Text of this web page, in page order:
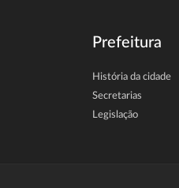
Prefeitura
História da cidade
Secretarias
Legislação